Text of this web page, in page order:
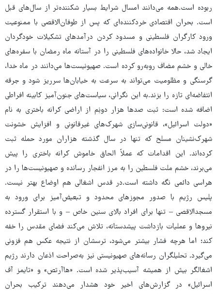
ربوده است.همه می‌دانند امسال شرایط بسیار شکننده‌تر از سال‌های قبل
است. بحران اقتصادی خردکننده‌ای که پس از طوفان‌الاقصی با ممنوعیت
ورود کارگران فلسطینی و مسدود کردن درآمدهای تشکیلات خودگردان
ایجاد شد، حالا خانواده‌های فلسطینی را در آستانه ماه رمضان با سفره‌های
خالی و خشم مضاف روبه‌رو کرده است. صهیونیست‌ها می‌دانند در ماه خدا،
گرسنگی و مظلومیت می‌تواند به سرعت به خیابان‌ها سرریز شود و جرقه
انتفاضه‌ای تازه را بزند.به این نگرانی، سیاست‌های جنون‌آمیز کابینه افراطی
اضافه شده است: ثبت صدها هزار دونِم از اراضی کرانه باختری به نام
«دولت اسرائیل»، قانونی‌سازی شهرک‌های غیرقانونی و افزایش خشونت
شهرک‌نشینان مسلح که تنها در سال گذشته هزاران مورد حمله ثبت
کرده‌اند. این اقدامات که عملاً الحاق خاموش کرانه باختری را پیش
می‌برند، خشم ملت فلسطین را به مرز انفجار رسانده و صهیونیست‌ها را در
هراسی دائمی نگه داشته است.در قدس اشغالی هم اوضاع بهتر نیست.
پلیس رژیم با صدور مجوزهای محدود و تبعیض‌آمیز برای ورود به
مسجدالاقصی – تنها برای افراد بالای سنین خاص – و با استقرار گسترده
نیروها و عملیات بازداشت پیشدستانه، تلاش می‌کند فضای مقدس را خفه
کند؛ اما هرچه فشار بیشتر می‌شود، ترسشان از نتیجه عکس هم فزونی
می‌گیرد. تحلیلگران رسانه‌های صهیونیستی نیز به‌صراحت اذعان دارند رژیم
اشغالگر بیش از همیشه آسیب‌پذیر شده است. «هاآرتص» و «تایمز آف
اسرائیل» در گزارش‌های اخیر خود هشدار می‌دهند ترکیب بحران